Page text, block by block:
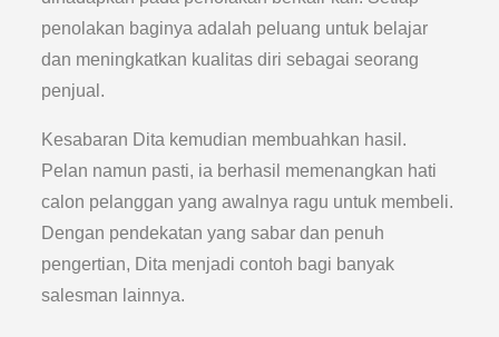
penolakan baginya adalah peluang untuk belajar
dan meningkatkan kualitas diri sebagai seorang
penjual.
Kesabaran Dita kemudian membuahkan hasil.
Pelan namun pasti, ia berhasil memenangkan hati
calon pelanggan yang awalnya ragu untuk membeli.
Dengan pendekatan yang sabar dan penuh
pengertian, Dita menjadi contoh bagi banyak
salesman lainnya.